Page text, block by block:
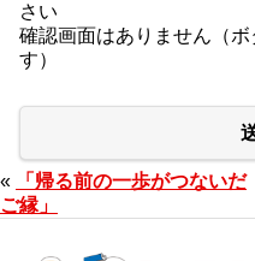
さい
確認画面はありません（
す）
«
「帰る前の一歩がつないだ
ご縁」